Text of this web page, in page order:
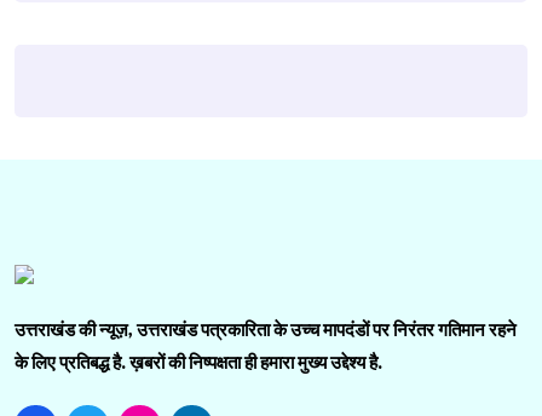
उत्तराखंड की न्यूज़, उत्तराखंड पत्रकारिता के उच्च मापदंडों पर निरंतर गतिमान रहने
के लिए प्रतिबद्ध है. ख़बरों की निष्पक्षता ही हमारा मुख्य उद्देश्य है.